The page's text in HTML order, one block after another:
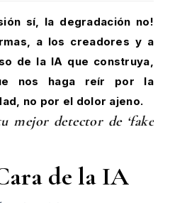
sí, la degradación no!
a los creadores y a
de la IA que construya,
nos haga reír por la
no por el dolor ajeno.
mejor detector de ‘fake
de la IA